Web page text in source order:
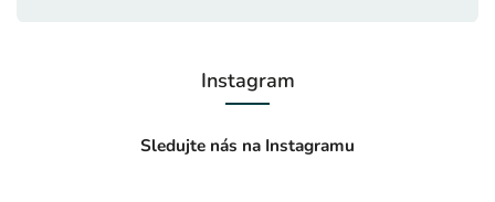
Instagram
Sledujte nás na Instagramu